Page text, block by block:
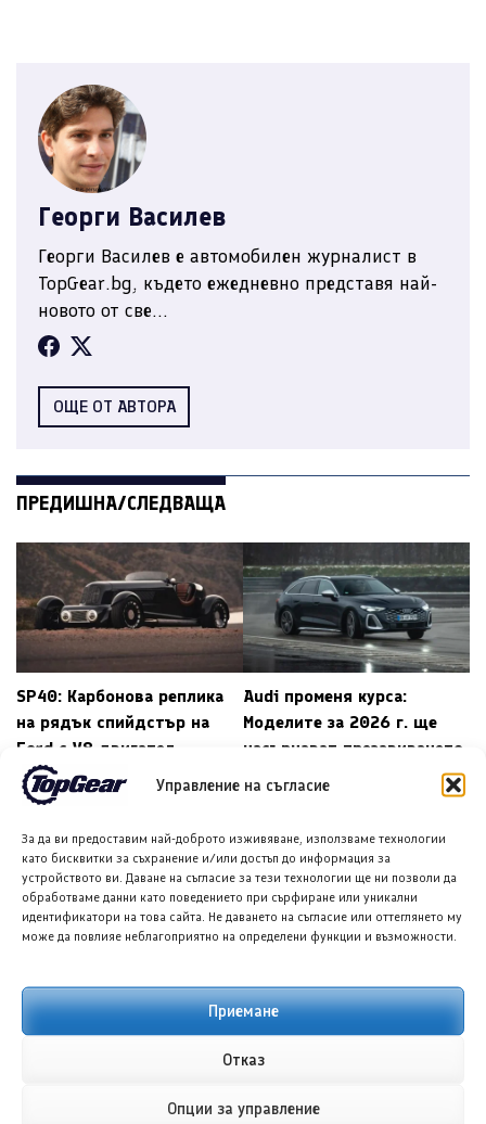
Управление на съгласие
За да ви предоставим най-доброто изживяване, използваме технологии
като бисквитки за съхранение и/или достъп до информация за
устройството ви. Даване на съгласие за тези технологии ще ни позволи да
обработваме данни като поведението при сърфиране или уникални
идентификатори на това сайта. Не даването на съгласие или оттеглянето му
може да повлияе неблагоприятно на определени функции и възможности.
Приемане
Отказ
Опции за управление
Георги Василев
Георги Василев е автомобилен журналист в
TopGear.bg, където ежедневно представя най-
новото от све...
ОЩЕ ОТ АВТОРА
ПРЕДИШНА/СЛЕДВАЩА
SP40: Карбонова реплика
на рядък спийдстър на
Ford с V8 двигател
Audi променя курса:
Моделите за 2026 г. ще
насърчават презавиването
ПОДОБНИ ПУБЛИКАЦИИ
вдъхновен от Ферари
Волво EX60 с първи